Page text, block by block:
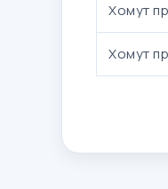
Хомут
Хомут